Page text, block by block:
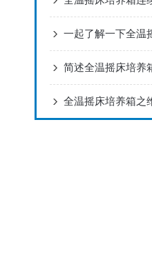
简述全温摇床培养